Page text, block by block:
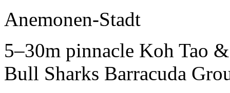
Anemonen-Stadt
5–30m pinnacle Koh Tao
Bull Sharks Barracuda